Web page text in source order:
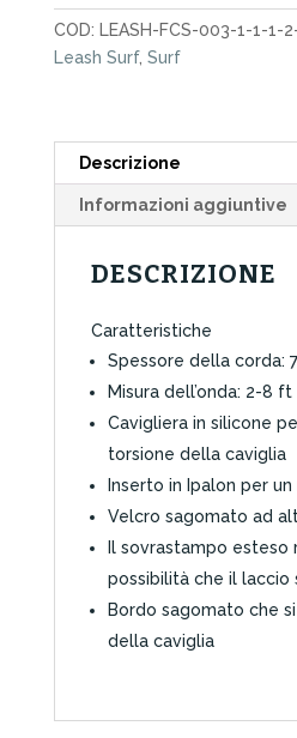
7'
Allround
Blue
COD: LEASH-FCS-003-1-1-1-
Leash Surf, Surf
Descrizione
Informazioni aggiuntive
DESCRIZIONE
Caratteristiche
Spessore della corda:
Misura dell’onda: 2-8 ft
Cavigliera in silicone
torsione della caviglia
Inserto in Ipalon per
Velcro sagomato ad
Il sovrastampo esteso
possibilità che il laccio
Bordo sagomato che
della caviglia